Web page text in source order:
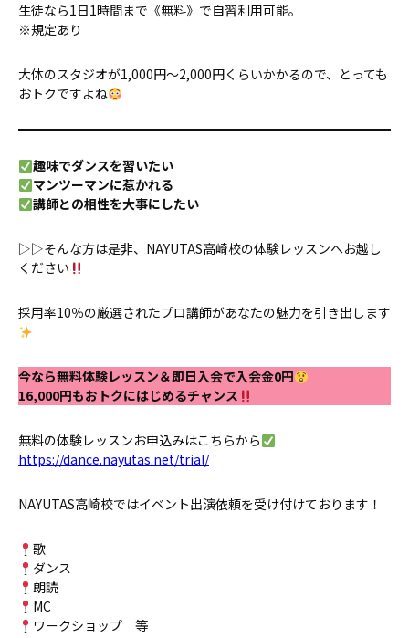
生徒なら1日1時間まで《無料》で自習利用可能。
※規定あり
大体のスタジオが1,000円～2,000円くらいかかるので、とっても
おトクですよね
趣味でダンスを習いたい
マンツーマンに惹かれる
講師との相性を大事にしたい
▷▷そんな方は是非、NAYUTAS高崎校の体験レッスンへお越し
ください
採用率10％の厳選されたプロ講師があなたの魅力を引き出します
今なら無料体験レッスン＆即日入会で入会金0円
16,000円もおトクにはじめるチャンス
無料の体験レッスンお申込みはこちらから
https://dance.nayutas.net/trial/
NAYUTAS高崎校ではイベント出演依頼を受け付けております！
歌
ダンス
朗読
MC
ワークショップ 等